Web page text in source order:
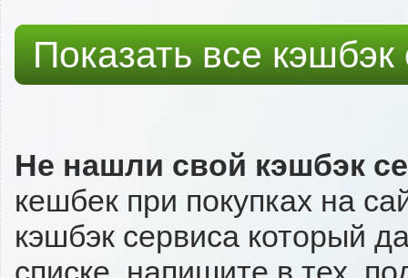
Показать все
Не нашли свой кэшбэк
кешбек при покупках на
кэшбэк сервиса который